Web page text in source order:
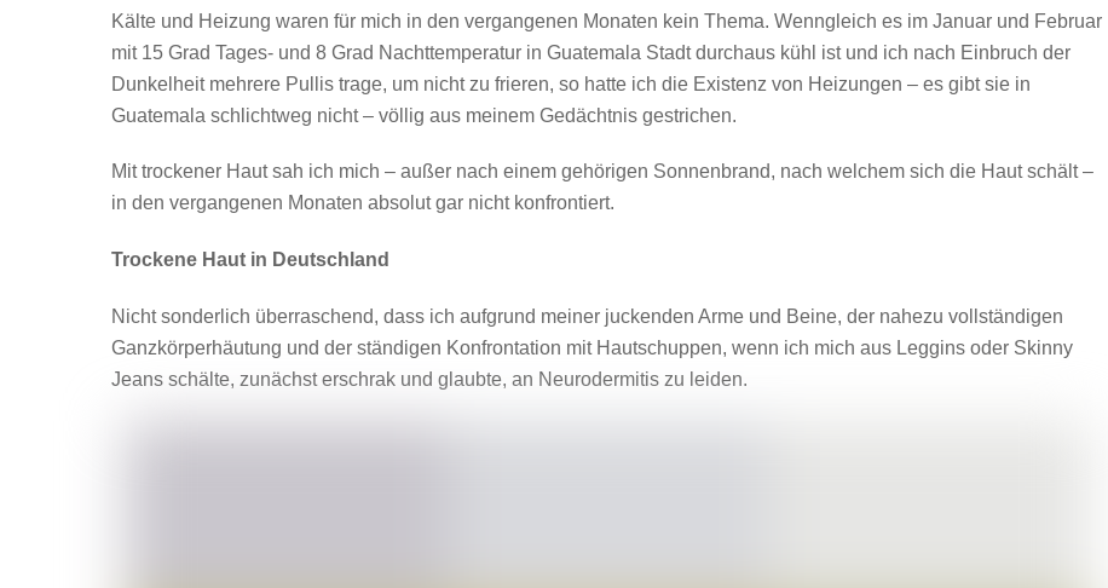
Kälte und Heizung waren für mich in den vergangenen Monaten kein Thema. Wenngleich es im Januar und Februar
mit 15 Grad Tages- und 8 Grad Nachttemperatur in Guatemala Stadt durchaus kühl ist und ich nach Einbruch der
Dunkelheit mehrere Pullis trage, um nicht zu frieren, so hatte ich die Existenz von Heizungen – es gibt sie in
Guatemala schlichtweg nicht – völlig aus meinem Gedächtnis gestrichen.
Mit trockener Haut sah ich mich – außer nach einem gehörigen Sonnenbrand, nach welchem sich die Haut schält –
in den vergangenen Monaten absolut gar nicht konfrontiert.
Trockene Haut in Deutschland
Nicht sonderlich überraschend, dass ich aufgrund meiner juckenden Arme und Beine, der nahezu vollständigen
Ganzkörperhäutung und der ständigen Konfrontation mit Hautschuppen, wenn ich mich aus Leggins oder Skinny
Jeans schälte, zunächst erschrak und glaubte, an Neurodermitis zu leiden.